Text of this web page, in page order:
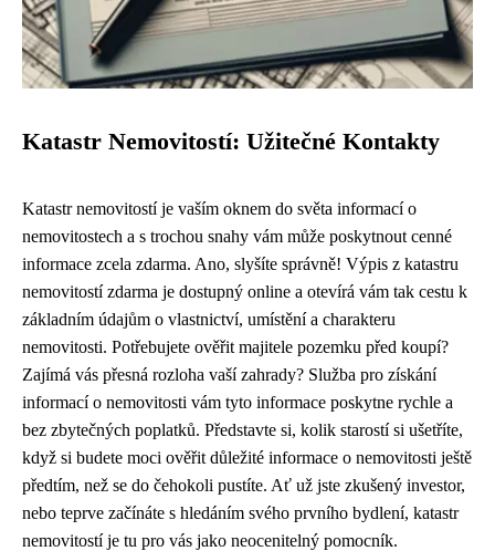
Katastr Nemovitostí: Užitečné Kontakty
Katastr nemovitostí je vaším oknem do světa informací o
nemovitostech a s trochou snahy vám může poskytnout cenné
informace zcela zdarma. Ano, slyšíte správně! Výpis z katastru
nemovitostí zdarma je dostupný online a otevírá vám tak cestu k
základním údajům o vlastnictví, umístění a charakteru
nemovitosti. Potřebujete ověřit majitele pozemku před koupí?
Zajímá vás přesná rozloha vaší zahrady? Služba pro získání
informací o nemovitosti vám tyto informace poskytne rychle a
bez zbytečných poplatků. Představte si, kolik starostí si ušetříte,
když si budete moci ověřit důležité informace o nemovitosti ještě
předtím, než se do čehokoli pustíte. Ať už jste zkušený investor,
nebo teprve začínáte s hledáním svého prvního bydlení, katastr
nemovitostí je tu pro vás jako neocenitelný pomocník.